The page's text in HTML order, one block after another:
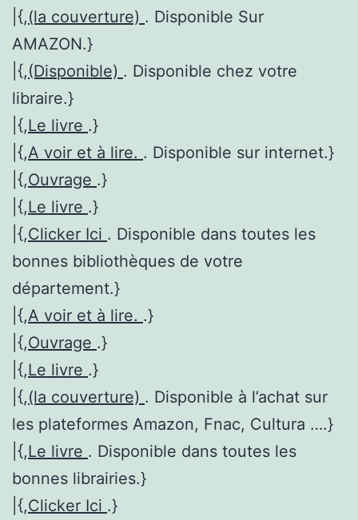
|{,(la couverture) . Disponible Sur
AMAZON.}
|{,(Disponible) . Disponible chez votre
libraire.}
|{,Le livre .}
|{,A voir et à lire. . Disponible sur internet.}
|{,Ouvrage .}
|{,Le livre .}
|{,Clicker Ici . Disponible dans toutes les
bonnes bibliothèques de votre
département.}
|{,A voir et à lire. .}
|{,Ouvrage .}
|{,Le livre .}
|{,(la couverture) . Disponible à l’achat sur
les plateformes Amazon, Fnac, Cultura ….}
|{,Le livre . Disponible dans toutes les
bonnes librairies.}
|{,Clicker Ici .}